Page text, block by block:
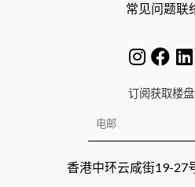
常见问题联
订阅获取楼
香港中环云咸街19-27